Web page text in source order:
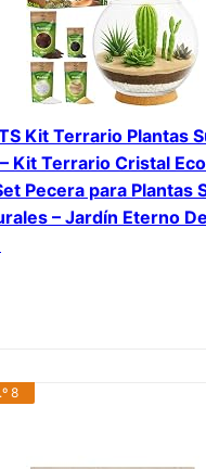
Kit Terrario Plantas
Kit Terrario Cristal
Pecera para Plantas
– Jardín Eterno
8